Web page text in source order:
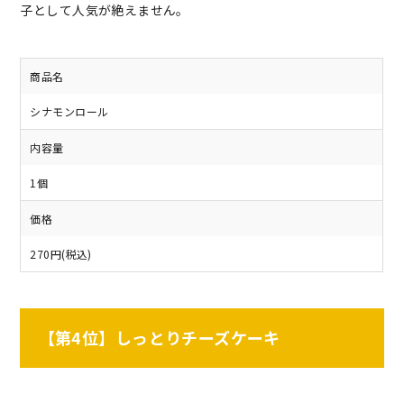
子として人気が絶えません。
商品名
シナモンロール
内容量
1個
価格
270円(税込)
【第4位】しっとりチーズケーキ